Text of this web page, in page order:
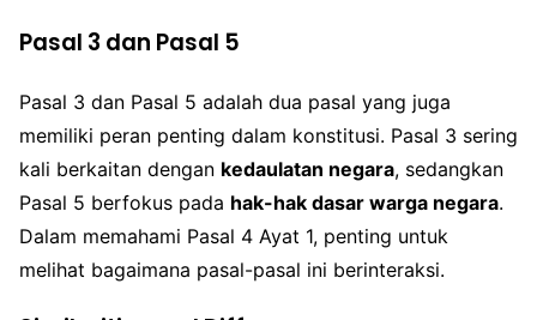
Pasal 3 dan Pasal 5
Pasal 3 dan Pasal 5 adalah dua pasal yang juga
memiliki peran penting dalam konstitusi. Pasal 3 sering
kali berkaitan dengan kedaulatan negara, sedangkan
Pasal 5 berfokus pada hak-hak dasar warga negara.
Dalam memahami Pasal 4 Ayat 1, penting untuk
melihat bagaimana pasal-pasal ini berinteraksi.